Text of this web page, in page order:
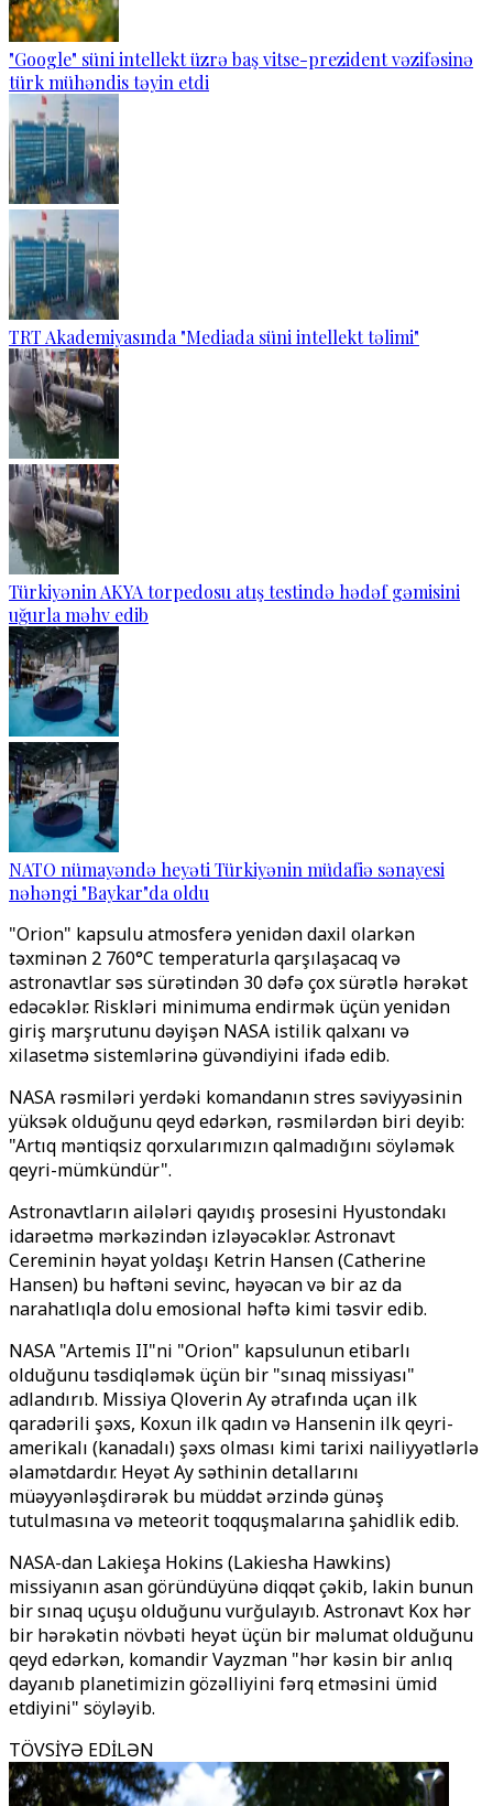
"Google" süni intellekt üzrə baş vitse-prezident vəzifəsinə
türk mühəndis təyin etdi
TRT Akademiyasında "Mediada süni intellekt təlimi"
Türkiyənin AKYA torpedosu atış testində hədəf gəmisini
uğurla məhv edib
NATO nümayəndə heyəti Türkiyənin müdafiə sənayesi
nəhəngi "Baykar"da oldu
"Orion" kapsulu atmosferə yenidən daxil olarkən
təxminən 2 760°C temperaturla qarşılaşacaq və
astronavtlar səs sürətindən 30 dəfə çox sürətlə hərəkət
edəcəklər. Riskləri minimuma endirmək üçün yenidən
giriş marşrutunu dəyişən NASA istilik qalxanı və
xilasetmə sistemlərinə güvəndiyini ifadə edib.
NASA rəsmiləri yerdəki komandanın stres səviyyəsinin
yüksək olduğunu qeyd edərkən, rəsmilərdən biri deyib:
"Artıq məntiqsiz qorxularımızın qalmadığını söyləmək
qeyri-mümkündür".
Astronavtların ailələri qayıdış prosesini Hyustondakı
idarəetmə mərkəzindən izləyəcəklər. Astronavt
Cereminin həyat yoldaşı Ketrin Hansen (Catherine
Hansen) bu həftəni sevinc, həyəcan və bir az da
narahatlıqla dolu emosional həftə kimi təsvir edib.
NASA "Artemis II"ni "Orion" kapsulunun etibarlı
olduğunu təsdiqləmək üçün bir "sınaq missiyası"
adlandırıb. Missiya Qloverin Ay ətrafında uçan ilk
qaradərili şəxs, Koxun ilk qadın və Hansenin ilk qeyri-
amerikalı (kanadalı) şəxs olması kimi tarixi nailiyyətlərlə
əlamətdardır. Heyət Ay səthinin detallarını
müəyyənləşdirərək bu müddət ərzində günəş
tutulmasına və meteorit toqquşmalarına şahidlik edib.
NASA-dan Lakieşa Hokins (Lakiesha Hawkins)
missiyanın asan göründüyünə diqqət çəkib, lakin bunun
bir sınaq uçuşu olduğunu vurğulayıb. Astronavt Kox hər
bir hərəkətin növbəti heyət üçün bir məlumat olduğunu
qeyd edərkən, komandir Vayzman "hər kəsin bir anlıq
dayanıb planetimizin gözəlliyini fərq etməsini ümid
etdiyini" söyləyib.
TÖVSİYƏ EDİLƏN